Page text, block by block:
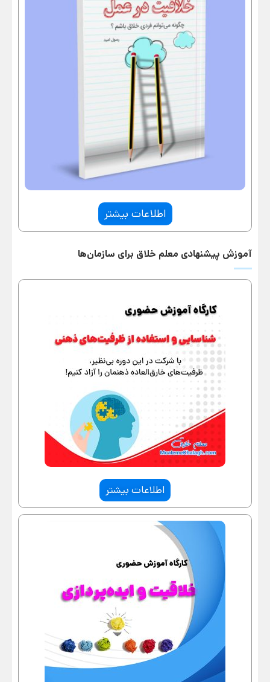
اطلاعات بیشتر
آموزش پیشنهادی معلم خلاق برای سازمان‌ها
اطلاعات بیشتر